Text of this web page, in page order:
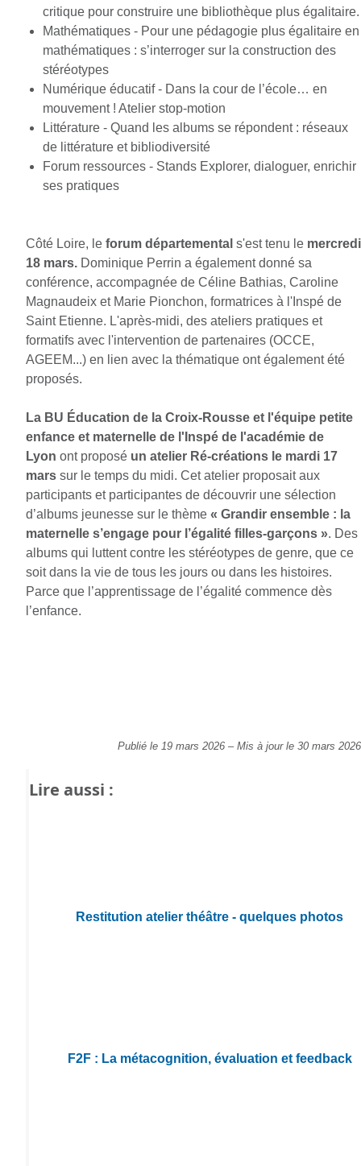
critique pour construire une bibliothèque plus égalitaire.
Mathématiques - Pour une pédagogie plus égalitaire en
mathématiques : s’interroger sur la construction des
stéréotypes
Numérique éducatif - Dans la cour de l’école… en
mouvement ! Atelier stop-motion
Littérature - Quand les albums se répondent : réseaux
de littérature et bibliodiversité
Forum ressources - Stands Explorer, dialoguer, enrichir
ses pratiques
Côté Loire, le forum départemental s'est tenu le mercredi
18 mars. Dominique Perrin a également donné sa
conférence, accompagnée de Céline Bathias, Caroline
Magnaudeix et Marie Pionchon, formatrices à l'Inspé de
Saint Etienne. L'après-midi, des ateliers pratiques et
formatifs avec l'intervention de partenaires (OCCE,
AGEEM...) en lien avec la thématique ont également été
proposés.
La BU Éducation de la Croix-Rousse et l'équipe petite
enfance et maternelle de l'Inspé de l'académie de
Lyon ont proposé un atelier Ré-créations le mardi 17
mars sur le temps du midi. Cet atelier proposait aux
participants et participantes de découvrir une sélection
d’albums jeunesse sur le thème « Grandir ensemble : la
maternelle s’engage pour l’égalité filles-garçons ». Des
albums qui luttent contre les stéréotypes de genre, que ce
soit dans la vie de tous les jours ou dans les histoires.
Parce que l’apprentissage de l’égalité commence dès
l’enfance.
Publié le 19 mars 2026 – Mis à jour le 30 mars 2026
Lire aussi :
Restitution atelier théâtre - quelques photos
F2F : La métacognition, évaluation et feedback